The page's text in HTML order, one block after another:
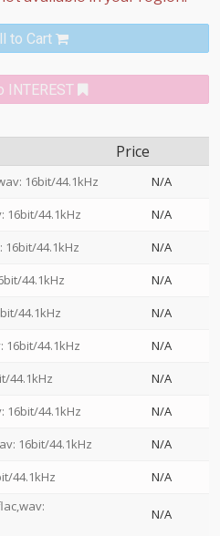
to Cart
INTEREST
Price
16bit/44.1kHz
N/A
16bit/44.1kHz
N/A
16bit/44.1kHz
N/A
44.1kHz
N/A
44.1kHz
N/A
16bit/44.1kHz
N/A
44.1kHz
N/A
16bit/44.1kHz
N/A
16bit/44.1kHz
N/A
44.1kHz N/A
N/A